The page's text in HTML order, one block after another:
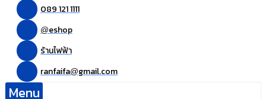
089 121 1111
@eshop
ร้านไฟฟ้า
ranfaifa@gmail.com
Menu